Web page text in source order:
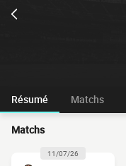
Résumé Matchs
Matchs
11/07/26